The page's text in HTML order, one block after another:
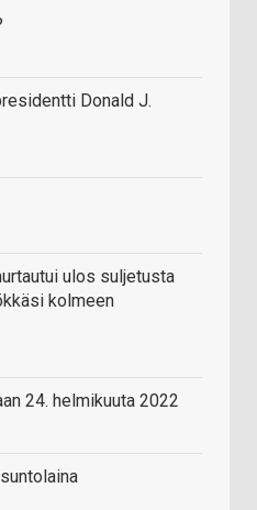
Donald J.
ulos suljetusta
kolmeen
24. helmikuuta 2022